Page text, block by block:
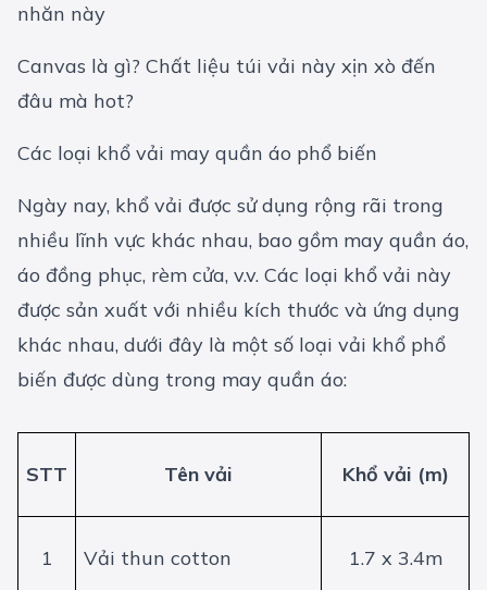
nhăn này
Canvas là gì? Chất liệu túi vải này xịn xò đến
đâu mà hot?
Các loại khổ vải may quần áo phổ biến
Ngày nay, khổ vải được sử dụng rộng rãi trong
nhiều lĩnh vực khác nhau, bao gồm may quần áo,
áo đồng phục, rèm cửa, v.v. Các loại khổ vải này
được sản xuất với nhiều kích thước và ứng dụng
khác nhau, dưới đây là một số loại vải khổ phổ
biến được dùng trong may quần áo:
STT Tên vải Khổ vải (m)
1 Vải thun cotton 1.7 x 3.4m